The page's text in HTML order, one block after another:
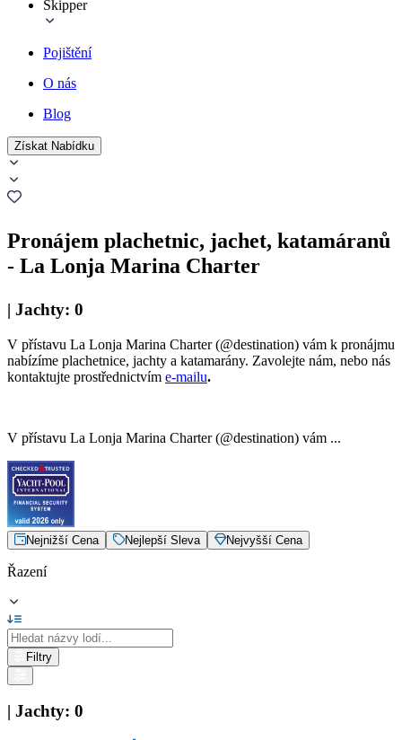
Skipper
Pojištění
O nás
Blog
Získat Nabídku
Pronájem plachetnic, jachet, katamáranů
- La Lonja Marina Charter
| Jachty: 0
V přístavu La Lonja Marina Charter (@destination) vám k pronájmu
nabízíme plachetnice, jachty a katamarány. Zavolejte nám, nebo nás
kontaktujte prostřednictvím e-mailu.
V přístavu La Lonja Marina Charter (@destination) vám ...
Nejnižší Cena Nejlepší Sleva Nejvyšší Cena
Řazení
Filtry
| Jachty: 0